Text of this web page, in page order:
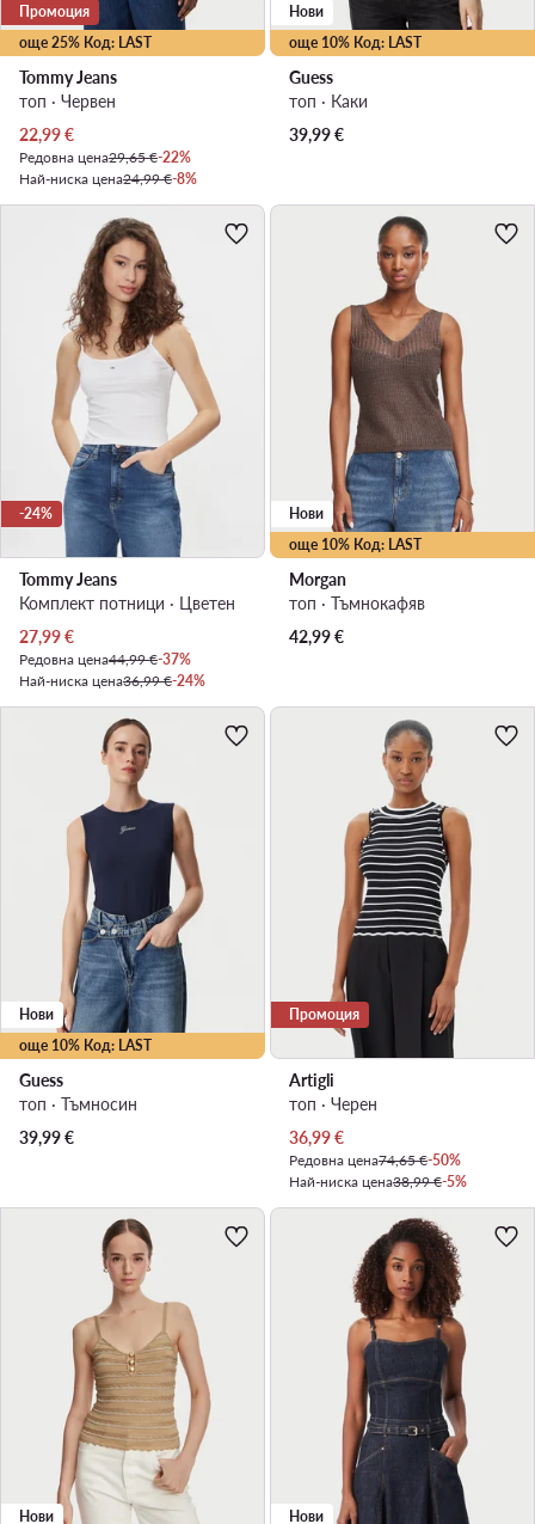
още 25% Код: LAST
Промоция
Tommy Jeans
топ · Червен
Актуална цена
22,99€
Редовна цена29,65 €-22%
Най-ниска цена24,99 €-8%
още 10% Код: LAST
Нови
Guess
топ · Каки
39,99€
-24%
Tommy Jeans
Комплект потници · Цветен
Актуална цена
27,99€
Редовна цена44,99 €-37%
Най-ниска цена36,99 €-24%
още 10% Код: LAST
Нови
Morgan
топ · Тъмнокафяв
42,99€
още 10% Код: LAST
Нови
Guess
топ · Тъмносин
39,99€
Промоция
Artigli
топ · Черен
Актуална цена
36,99€
Редовна цена74,65 €-50%
Най-ниска цена38,99 €-5%
Нови Нови